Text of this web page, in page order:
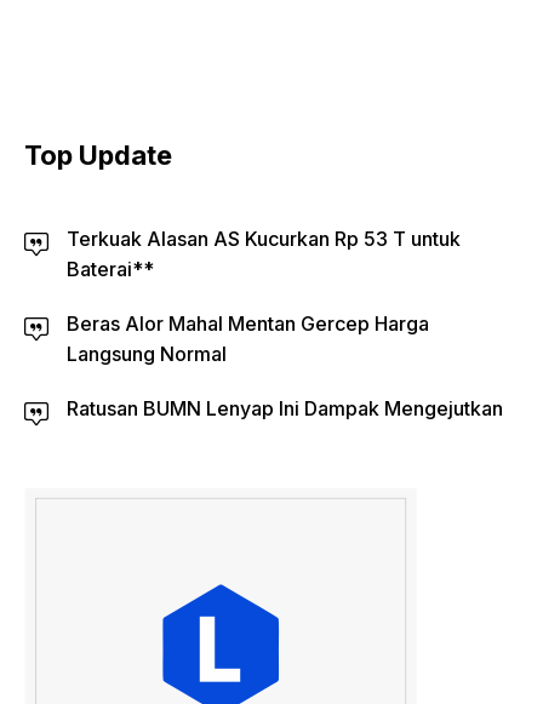
Top Update
Terkuak Alasan AS Kucurkan Rp 53 T untuk
Baterai**
Beras Alor Mahal Mentan Gercep Harga
Langsung Normal
Ratusan BUMN Lenyap Ini Dampak Mengejutkan